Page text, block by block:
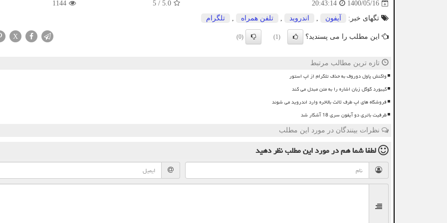
1400/05/16
20:43:14
5.0
/
5
1144
تگهای خبر: آیفون , اندروید , تلفن همراه , تلگرام
این مطلب را می پسندید؟ (1)
(0)
X
تازه ترین مطالب مرتبط
واکنش پاول دوروف به حذف تلگرام از اپ استور
کیبورد گوگل زبان اشاره را به متن مبدل می کند
فروشگاه های اپ طرف ثالث بالاخره وارد اندروید می شوند
ظرفیت باتری دو آیفون سری 18 آشکار شد
نظرات بینندگان در مورد این مطلب
لطفا شما همدر مورد این مطلبنظر دهید